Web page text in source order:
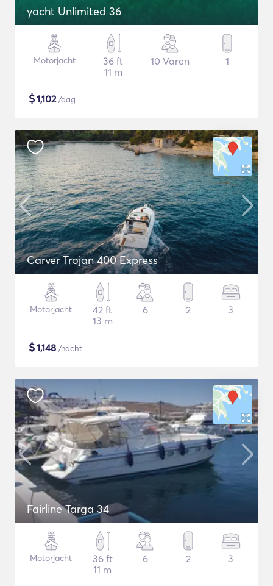
yacht Unlimited 36
Motorjacht
36 ft
11 m
10 Varen 1
$1,102/dag
Carver Trojan 400 Express
Motorjacht
42 ft
13 m
6 2 3
$1,148 /nacht
Fairline Targa 34
Motorjacht
36 ft
11 m
6 2 3